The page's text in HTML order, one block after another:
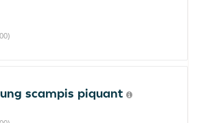
scampis piquant